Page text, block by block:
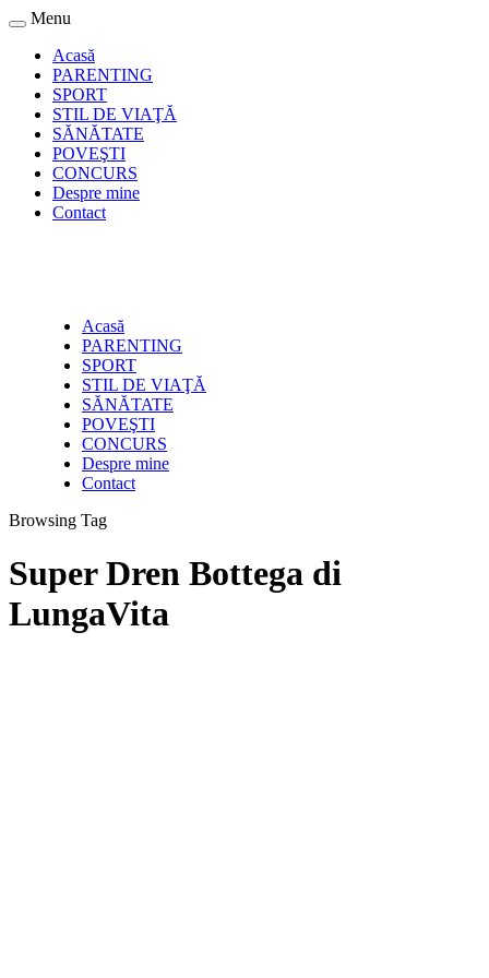
Menu
Acasă
PARENTING
SPORT
STIL DE VIAŢĂ
SĂNĂTATE
POVEŞTI
CONCURS
Despre mine
Contact
Acasă
PARENTING
SPORT
STIL DE VIAŢĂ
SĂNĂTATE
POVEŞTI
CONCURS
Despre mine
Contact
Browsing Tag
Super Dren Bottega di
LungaVita